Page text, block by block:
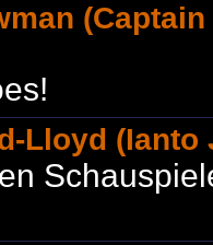
Lloyd (Ianto